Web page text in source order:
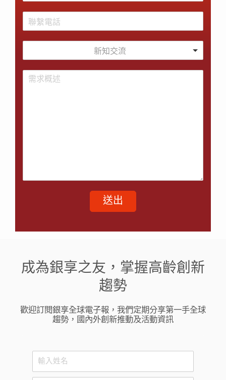
新知交流
送出
成為銀享之友，掌握高齡創新
趨勢
歡迎訂閱銀享全球電子報，我們定期分享第一手全球
趨勢，國內外創新推動及活動資訊